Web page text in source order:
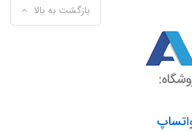
بازگشت به بالا
تساپ